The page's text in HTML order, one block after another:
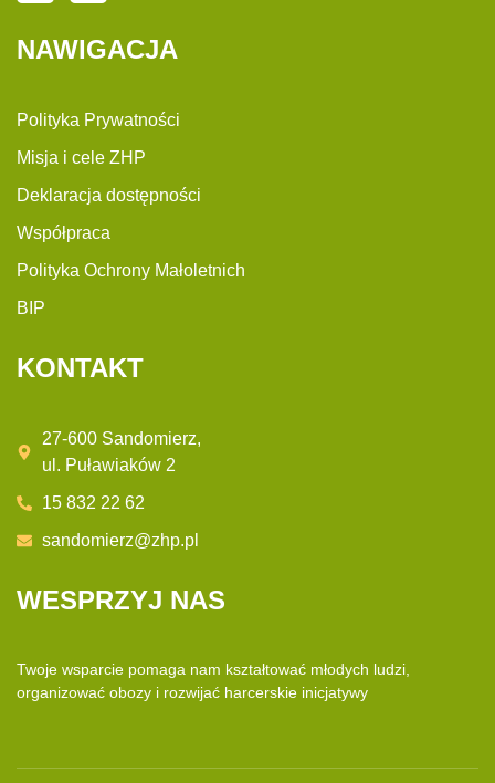
NAWIGACJA
Polityka Prywatności
Misja i cele ZHP
Deklaracja dostępności
Współpraca
Polityka Ochrony Małoletnich
BIP
KONTAKT
27-600 Sandomierz,
ul. Puławiaków 2
15 832 22 62
sandomierz@zhp.pl
WESPRZYJ NAS
Twoje wsparcie pomaga nam kształtować młodych ludzi,
organizować obozy i rozwijać harcerskie inicjatywy